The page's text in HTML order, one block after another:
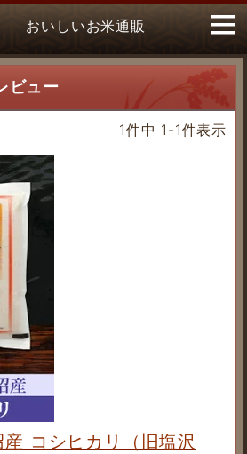
おいしいお米通販
ビュー
1件中 1 -1件表示
産 コシヒカリ（旧塩沢